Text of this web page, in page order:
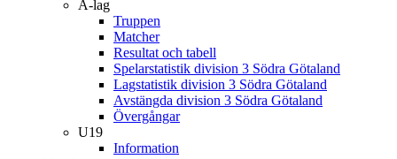
A-lag
Truppen
Matcher
Resultat och tabell
Spelarstatistik division 3 Södra Götaland
Lagstatistik division 3 Södra Götaland
Avstängda division 3 Södra Götaland
Övergångar
U19
Information